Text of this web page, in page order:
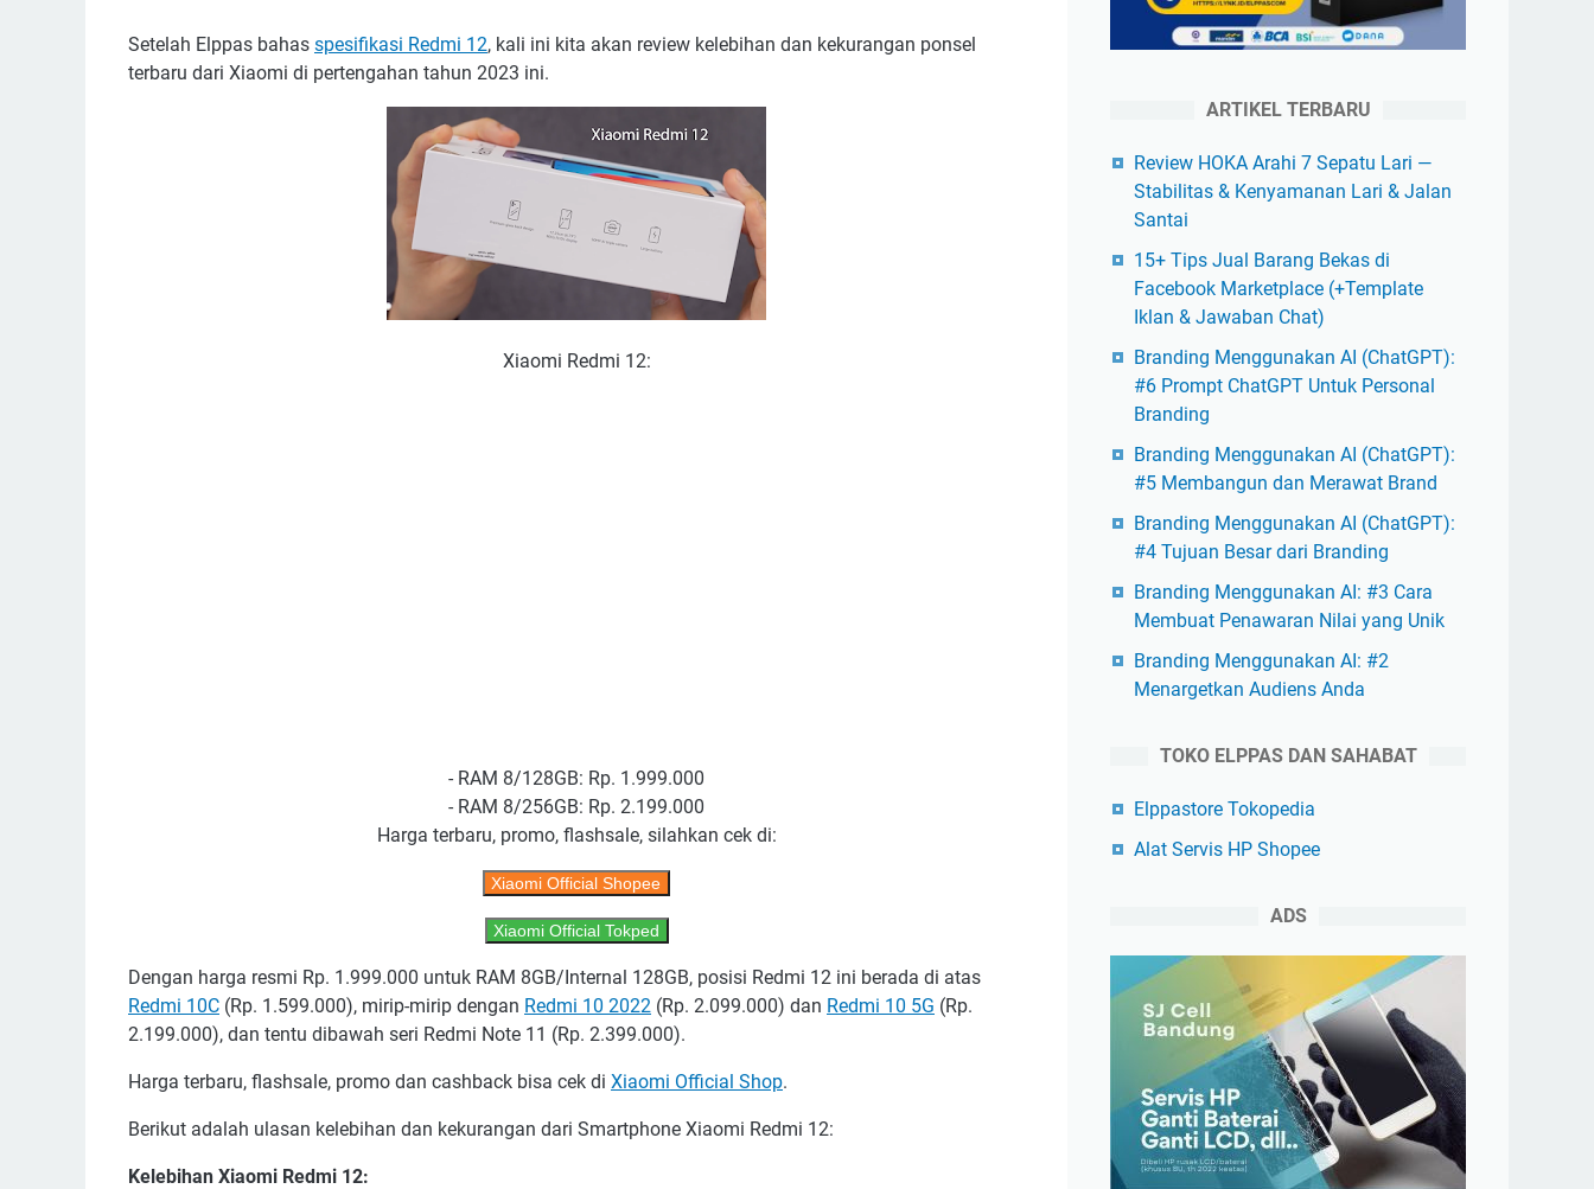
Setelah Elppas bahas spesifikasi Redmi 12, kali ini kita akan review kelebihan dan kekurangan ponsel
terbaru dari Xiaomi di pertengahan tahun 2023 ini.
Xiaomi Redmi 12:
- RAM 8/128GB: Rp. 1.999.000
- RAM 8/256GB: Rp. 2.199.000
Harga terbaru, promo, flashsale, silahkan cek di:
Xiaomi Official Shopee
Xiaomi Official Tokped
Dengan harga resmi Rp. 1.999.000 untuk RAM 8GB/Internal 128GB, posisi Redmi 12 ini berada di atas
Redmi 10C (Rp. 1.599.000), mirip-mirip dengan Redmi 10 2022 (Rp. 2.099.000) dan Redmi 10 5G (Rp.
2.199.000), dan tentu dibawah seri Redmi Note 11 (Rp. 2.399.000).
Harga terbaru, flashsale, promo dan cashback bisa cek di Xiaomi Official Shop.
Berikut adalah ulasan kelebihan dan kekurangan dari Smartphone Xiaomi Redmi 12:
Kelebihan Xiaomi Redmi 12:
ARTIKEL TERBARU
Review HOKA Arahi 7 Sepatu Lari —
Stabilitas & Kenyamanan Lari & Jalan
Santai
15+ Tips Jual Barang Bekas di
Facebook Marketplace (+Template
Iklan & Jawaban Chat)
Branding Menggunakan AI (ChatGPT):
#6 Prompt ChatGPT Untuk Personal
Branding
Branding Menggunakan AI (ChatGPT):
#5 Membangun dan Merawat Brand
Branding Menggunakan AI (ChatGPT):
#4 Tujuan Besar dari Branding
Branding Menggunakan AI: #3 Cara
Membuat Penawaran Nilai yang Unik
Branding Menggunakan AI: #2
Menargetkan Audiens Anda
TOKO ELPPAS DAN SAHABAT
Elppastore Tokopedia
Alat Servis HP Shopee
ADS